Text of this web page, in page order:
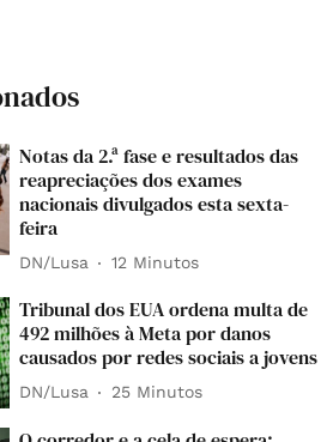
Notas da 2.ª fase e resultados das
reapreciações dos exames
nacionais divulgados esta sexta-
feira
DN/Lusa 12 Minutos
Tribunal dos EUA ordena multa de
492 milhões à Meta por danos
causados por redes sociais a jovens
DN/Lusa 25 Minutos